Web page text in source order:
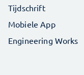
Tijdschrift
Mobiele App
Engineering Works